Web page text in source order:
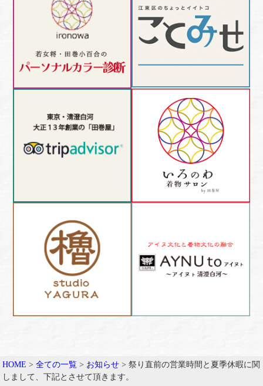
HOME >全ての一覧 > お知らせ >祭り直前の営業時間と夏季休暇に関
しまして、下記とさせて頂きます。